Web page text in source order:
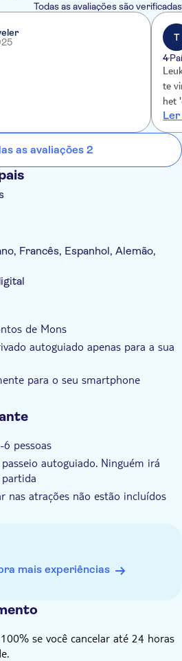
a Igreja de Sainte-Elisabeth
Colegiada de Saint Waltrude
de Mons), o Jardim Mayeur (Jardin
Théâtre Le Manège, Tour
de Nicolas (L'église Saint-Nicolas) e
reserva, você receberá um e-mail
a trilha no seu smartphone.
você começa sua jornada pela
Todas as avaliações são verificadas
T
4
te
het
as avaliações 2
Francês, Espanhol, Alemão,
de Mons
autoguiado apenas para a sua
para o seu smartphone
momento e pause quando quiser
pessoas
autoguiado. Ninguém irá
nas atrações não estão incluídos
o passeio a qualquer momento
com a Internet (dados) para jogar
mais experiências
se você cancelar até 24 horas